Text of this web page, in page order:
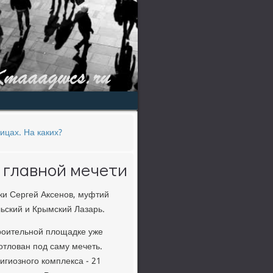
На каких?
мечети
Сергей Аксенов, муфтий
и Крымский Лазарь.
площадке уже
под саму мечеть.
комплекса - 21